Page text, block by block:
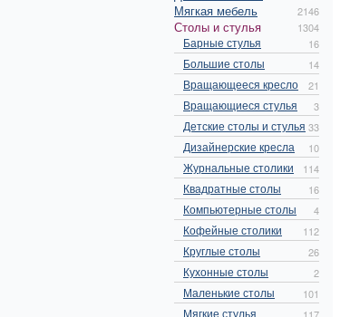
Мягкая мебель 2146
Столы и стулья 1304
Барные стулья 16
Большие столы 14
Вращающееся кресло 21
Вращающиеся стулья 3
Детские столы и стулья 33
Дизайнерские кресла 10
Журнальные столики 114
Квадратные столы 16
Компьютерные столы 4
Кофейные столики 112
Круглые столы 26
Кухонные столы 2
Маленькие столы 101
Мягкие стулья